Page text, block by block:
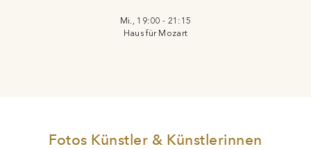
Mi., 19:00 - 21:15
Haus für Mozart
Fotos Künstler & Künstlerinnen